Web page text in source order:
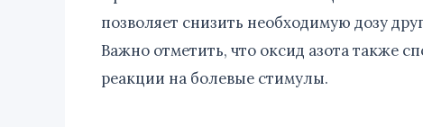
позволяет снизить необходимую дозу
Важно отметить, что оксид азота также
реакции на болевые стимулы.